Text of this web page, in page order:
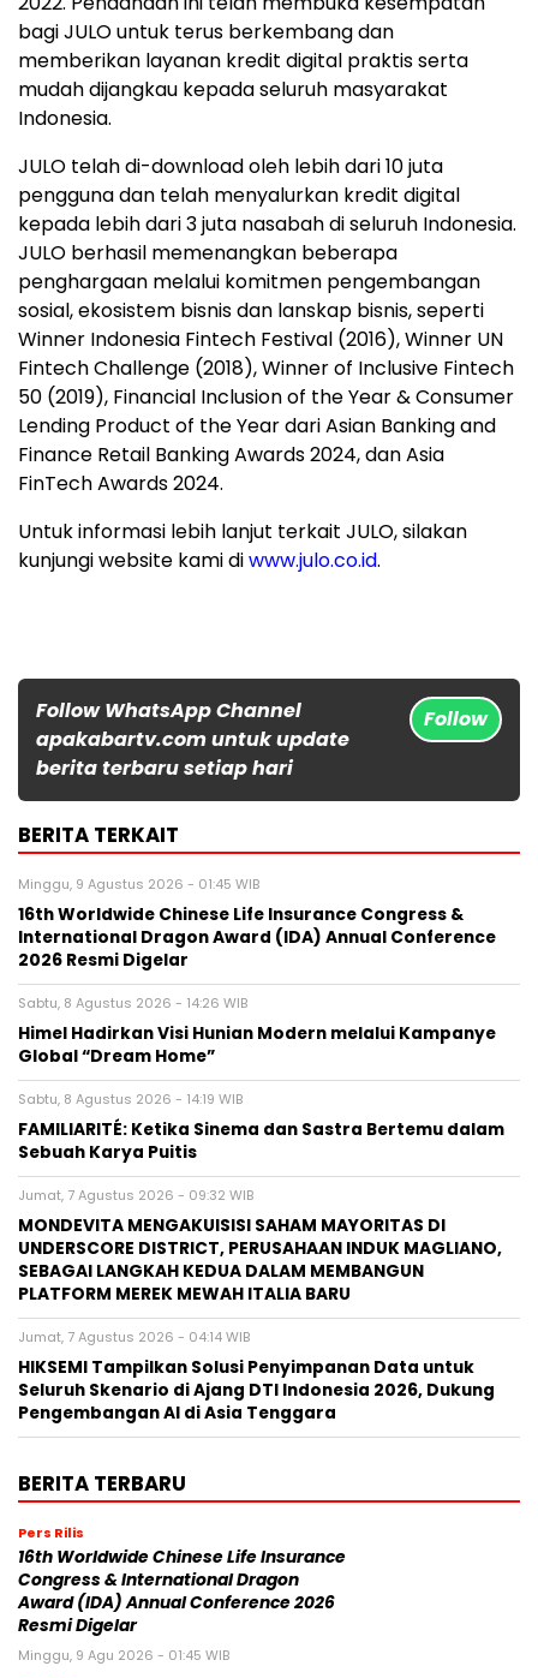
bagi JULO untuk terus berkembang dan
memberikan layanan kredit digital praktis serta
mudah dijangkau kepada seluruh masyarakat
Indonesia.
JULO telah di-download oleh lebih dari 10 juta
pengguna dan telah menyalurkan kredit digital
kepada lebih dari 3 juta nasabah di seluruh Indonesia.
JULO berhasil memenangkan beberapa
penghargaan melalui komitmen pengembangan
sosial, ekosistem bisnis dan lanskap bisnis, seperti
Winner Indonesia Fintech Festival (2016), Winner UN
Fintech Challenge (2018), Winner of Inclusive Fintech
50 (2019), Financial Inclusion of the Year & Consumer
Lending Product of the Year dari Asian Banking and
Finance Retail Banking Awards 2024, dan Asia
FinTech Awards 2024.
Untuk informasi lebih lanjut terkait JULO, silakan
kunjungi website kami diwww.julo.co.id.
Follow WhatsApp Channel
apakabartv.com untuk update
berita terbaru setiap hari
Follow
BERITA TERKAIT
Minggu, 9 Agustus 2026 - 01:45 WIB
16th Worldwide Chinese Life Insurance Congress &
International Dragon Award (IDA) Annual Conference
2026 Resmi Digelar
Sabtu, 8 Agustus 2026 - 14:26 WIB
Himel Hadirkan Visi Hunian Modern melalui Kampanye
Global “Dream Home”
Sabtu, 8 Agustus 2026 - 14:19 WIB
FAMILIARITÉ: Ketika Sinema dan Sastra Bertemu dalam
Sebuah Karya Puitis
Jumat, 7 Agustus 2026 - 09:32 WIB
MONDEVITA MENGAKUISISI SAHAM MAYORITAS DI
UNDERSCORE DISTRICT, PERUSAHAAN INDUK MAGLIANO,
SEBAGAI LANGKAH KEDUA DALAM MEMBANGUN
PLATFORM MEREK MEWAH ITALIA BARU
Jumat, 7 Agustus 2026 - 04:14 WIB
HIKSEMI Tampilkan Solusi Penyimpanan Data untuk
Seluruh Skenario di Ajang DTI Indonesia 2026, Dukung
Pengembangan AI di Asia Tenggara
BERITA TERBARU
Pers Rilis
16th Worldwide Chinese Life Insurance
Congress & International Dragon
Award (IDA) Annual Conference 2026
Resmi Digelar
Minggu, 9 Agu 2026 - 01:45 WIB